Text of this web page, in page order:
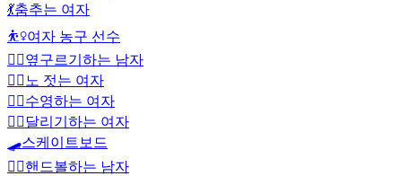
💃춤추는 여자
⛹️‍♀️여자 농구 선수
🤸‍♂️옆구르기하는 남자
🚣‍♀️ 노 젓는 여자
🏊‍♀️수영하는 여자
🏃‍♀️달리기하는 여자
🛹스케이트보드
🤾‍♂️핸드볼하는 남자